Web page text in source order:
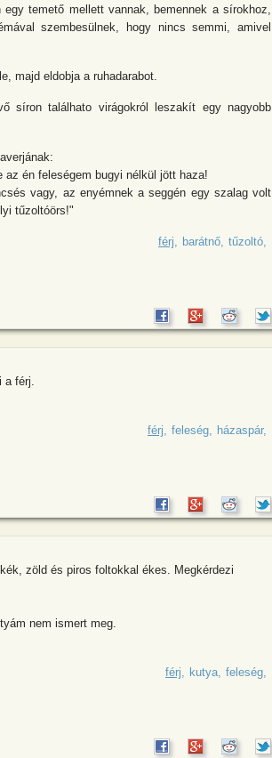
temető mellett vannak, bemennek a sírokhoz,
szembesülnek, hogy nincs semmi, amivel
majd eldobja a ruhadarabot.
síron találhato virágokról leszakít egy nagyobb
én feleségem bugyi nélkül jött haza!
vagy, az enyémnek a seggén egy szalag volt
tűzoltóörs!"
tűzoltó
barátnő
férj
hogy rendeznek egy
férj.
házaspár
feleség
férj
asszonyává teszlek!
zöld és piros foltokkal ékes. Megkérdezi
nem ismert meg.
feleség
kutya
férj
a munkahelyére. A feje csupa